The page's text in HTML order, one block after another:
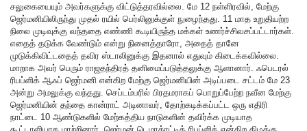
சலுகையையும் அவர்களுக்கு விட்டுத்தரவில்லை. மே 12 நள்ளிரவில், மேற்கு
ஜெர்மனியிலிருந்து முதல் ரயில் பெர்லினுக்குள் நுழைந்தது. 11 மாத உறுதியற்ற
நிலை முடிவுக்கு வந்ததை எண்ணி கூடியிருந்த மக்கள் உணர்ச்சிவசப்பட்டார்கள்.
எதைத் தடுக்க வேண்டும் என்று நினைத்தாரோ, அதைத் தானே
முடுக்கிவிட்டதைத் தவிர ஸ்டாலினுக்கு இதனால் எதுவும் கிடைக்கவில்லை.
மாறாக அவர் பெரும் ராஜதந்திரத் தனிமைப்படுத்தலுக்கு ஆளானார். ஃபெடரல்
ரிபப்ளிக் ஆஃப் ஜெர்மனி என்கிற மேற்கு ஜெர்மனியின் அடிப்படை சட்டம் மே 23
அன்று அமலுக்கு வந்தது. செப்டம்பரில் பிரதமராகப் பொறுப்பேற்ற நவீன மேற்கு
ஜெர்மனியின் தந்தை கான்ராட் அடினாவர், தோற்கடிக்கப்பட்ட ஒரு எதிரி
நாட்டை 10 ஆண்டுகளில் மேற்கத்திய நாடுகளின் தவிர்க்க முடியாத